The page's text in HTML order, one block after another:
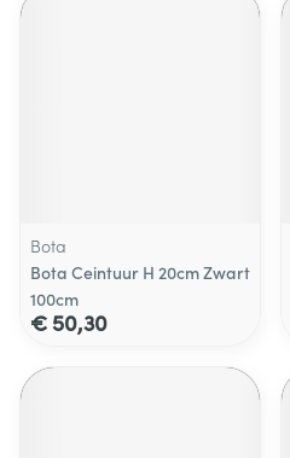
Bota
Bota Ceintuur H 20cm Zwart
100cm
€ 50,30